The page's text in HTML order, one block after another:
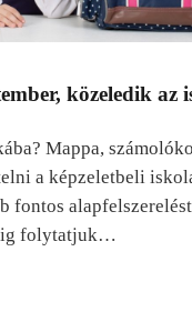
közeledik az
Mappa,
a képzeletbeli
fontos
folytatjuk…